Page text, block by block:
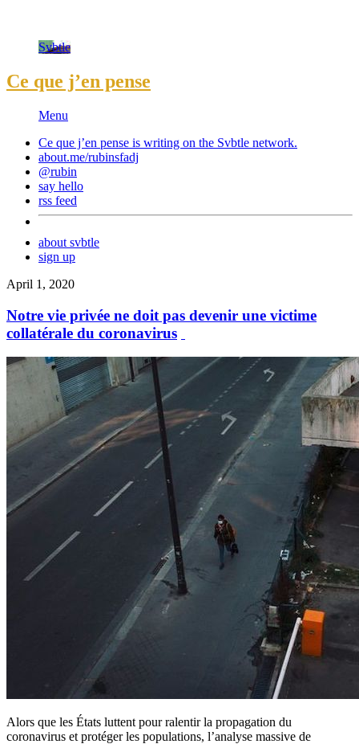
Svbtle
Ce que j’en pense
Menu
Ce que j’en pense is writing on the Svbtle network.
about.me/rubinsfadj
@rubin
say hello
rss feed
about svbtle
sign up
April 1, 2020
Notre vie privée ne doit pas devenir une victime
collatérale du coronavirus
Alors que les États luttent pour ralentir la propagation du
coronavirus et protéger les populations, l’analyse massive de